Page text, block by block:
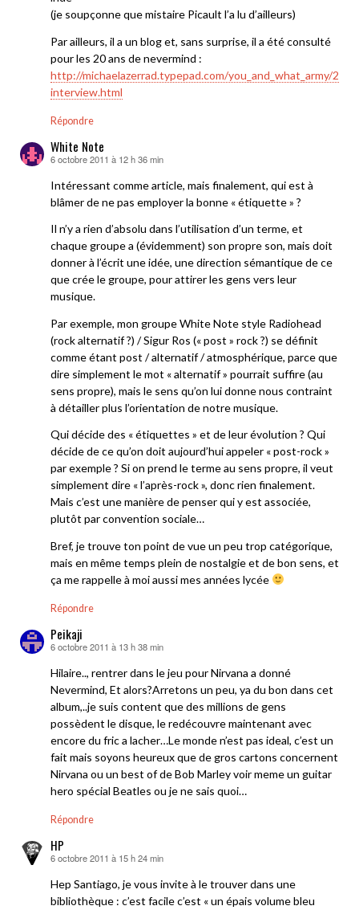
(je soupçonne que mistaire Picault l’a lu d’ailleurs)
Par ailleurs, il a un blog et, sans surprise, il a été consulté
pour les 20 ans de nevermind :
http://michaelazerrad.typepad.com/you_and_what_army/
interview.html
Répondre
White Note
dit :
6 octobre 2011 à 12 h 36 min
Intéressant comme article, mais finalement, qui est à
blâmer de ne pas employer la bonne « étiquette » ?
Il n’y a rien d’absolu dans l’utilisation d’un terme, et
chaque groupe a (évidemment) son propre son, mais doit
donner à l’écrit une idée, une direction sémantique de ce
que crée le groupe, pour attirer les gens vers leur
musique.
Par exemple, mon groupe White Note style Radiohead
(rock alternatif ?) / Sigur Ros (« post » rock ?) se définit
comme étant post / alternatif / atmosphérique, parce que
dire simplement le mot « alternatif » pourrait suffire (au
sens propre), mais le sens qu’on lui donne nous contraint
à détailler plus l’orientation de notre musique.
Qui décide des « étiquettes » et de leur évolution ? Qui
décide de ce qu’on doit aujourd’hui appeler « post-rock »
par exemple ? Si on prend le terme au sens propre, il veut
simplement dire « l’après-rock », donc rien finalement.
Mais c’est une manière de penser qui y est associée,
plutôt par convention sociale…
Bref, je trouve ton point de vue un peu trop catégorique,
mais en même temps plein de nostalgie et de bon sens, et
ça me rappelle à moi aussi mes années lycée
Répondre
Peikaji
dit :
6 octobre 2011 à 13 h 38 min
Hilaire.., rentrer dans le jeu pour Nirvana a donné
Nevermind, Et alors?Arretons un peu, ya du bon dans cet
album,..je suis content que des millions de gens
possèdent le disque, le redécouvre maintenant avec
encore du fric a lacher…Le monde n’est pas ideal, c’est un
fait mais soyons heureux que de gros cartons concernent
Nirvana ou un best of de Bob Marley voir meme un guitar
hero spécial Beatles ou je ne sais quoi…
Répondre
HP
dit :
6 octobre 2011 à 15 h 24 min
Hep Santiago, je vous invite à le trouver dans une
bibliothèque : c’est facile c’est « un épais volume bleu